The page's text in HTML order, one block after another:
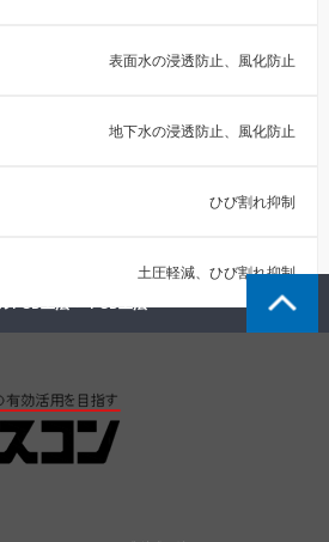
表面水の浸透防止、風化防止
地下水の浸透防止、風化防止
ひび割れ抑制
土圧軽減、ひび割れ抑制